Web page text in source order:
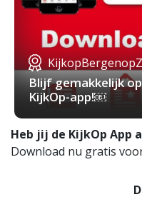
Blijf gemakkelijk
KijkOp-app!￼
Heb jij de KijkOp App
Download nu gratis